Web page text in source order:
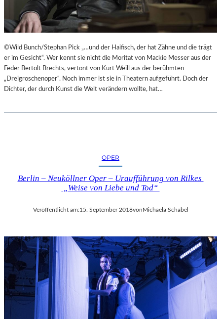
©Wild Bunch/Stephan Pick „…und der Haifisch, der hat Zähne und die trägt
er im Gesicht“. Wer kennt sie nicht die Moritat von Mackie Messer aus der
Feder Bertolt Brechts, vertont von Kurt Weill aus der berühmten
„Dreigroschenoper“. Noch immer ist sie in Theatern aufgeführt. Doch der
Dichter, der durch Kunst die Welt verändern wollte, hat…
OPER
Berlin – Neuköllner Oper – Uraufführung von Rilkes
„Weise von Liebe und Tod“
Veröffentlicht am:15. September 2018vonMichaela Schabel